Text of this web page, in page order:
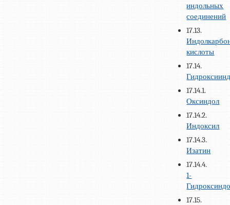
индольных
соединений
17.13.
кислоты
17.14.
17.14.1.
Оксиндол
17.14.2.
Индоксил
17.14.3.
Изатин
17.14.4.
1-
17.15.